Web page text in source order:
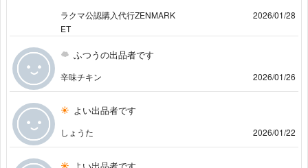
ラクマ公認購入代行ZENMARK
ET
2026/01/28
ふつうの出品者です
辛味チキン 2026/01/26
よい出品者です
しょうた 2026/01/22